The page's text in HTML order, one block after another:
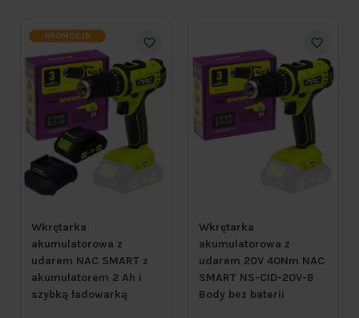
PROMOCJA
Wkrętarka
akumulatorowa z
udarem NAC SMART z
akumulatorem 2 Ah i
szybką ładowarką
Wkrętarka
akumulatorowa z
udarem 20V 40Nm NAC
SMART NS-CID-20V-B
Body bez baterii